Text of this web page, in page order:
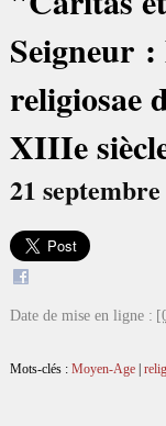
Seigneur :
religiosae
XIIIe
21
Date de mise en ligne :
Mots-clés : Moyen-Age|